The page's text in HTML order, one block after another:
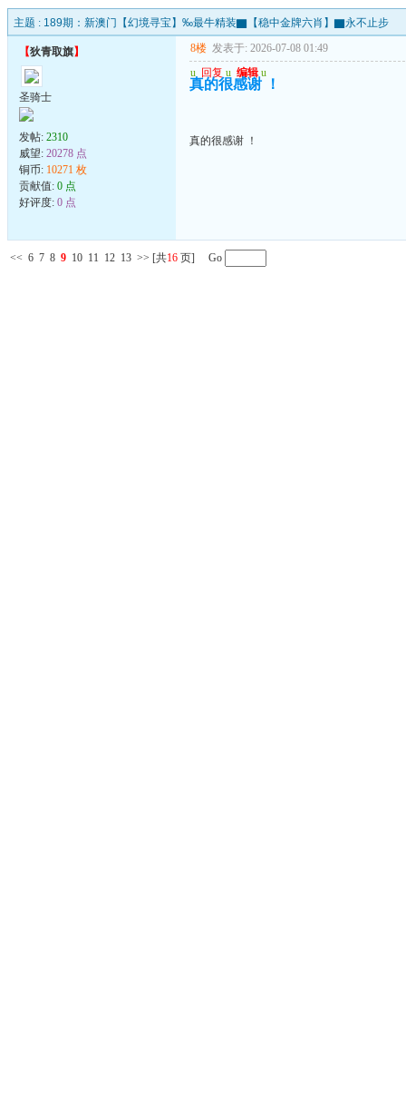
主题 : 189期：新澳门【幻境寻宝】‰最牛精装▇【稳中金牌六肖】▇永不止步
【狄青取旗】
圣骑士
发帖: 2310
威望: 20278 点
铜币: 10271 枚
贡献值: 0 点
好评度: 0 点
8楼 发表于: 2026-07-08 01:49
u 回复 u 编辑 u
真的很感谢 ！
真的很感谢 ！
<< 6 7 8 9 10 11 12 13 >> [共16 页] Go